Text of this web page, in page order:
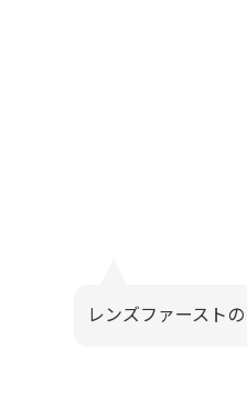
レンズファースト